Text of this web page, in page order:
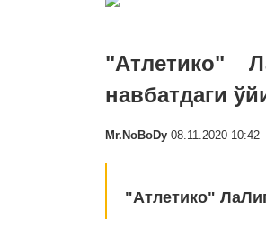
"Атлетико"
навбатдаги
Mr.NoBoDy 08.11.2020 10:42
"Атлетико"